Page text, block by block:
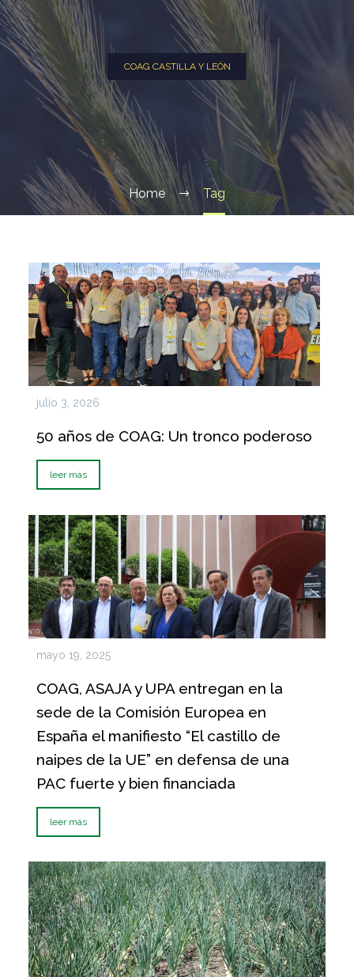
COAG CASTILLA Y LEÓN
Home Tag
julio 3, 2026
50 años de COAG: Un tronco poderoso
leer más
mayo 19, 2025
COAG, ASAJA y UPA entregan en la
sede de la Comisión Europea en
España el manifiesto “El castillo de
naipes de la UE” en defensa de una
PAC fuerte y bien financiada
leer más